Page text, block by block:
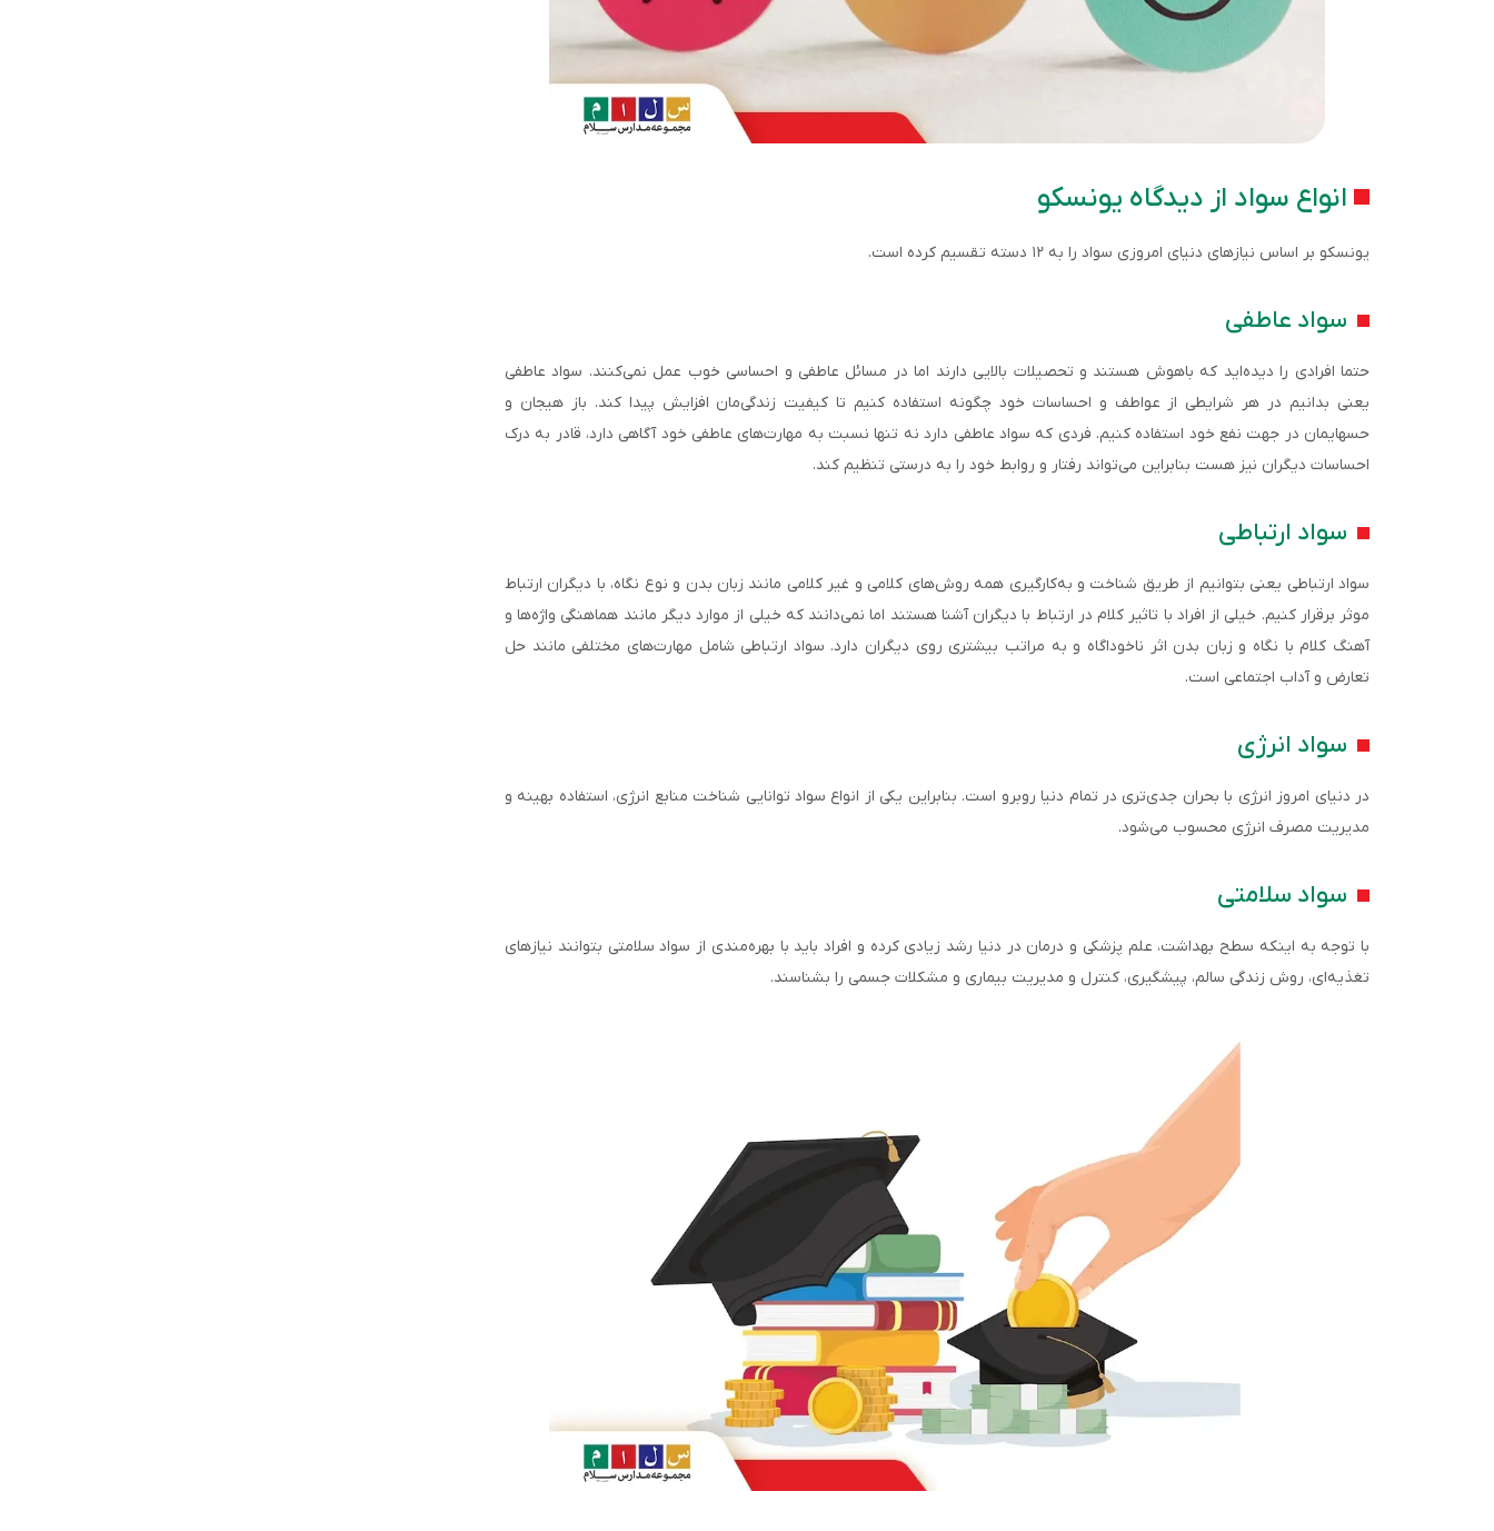
انواع سواد از دیدگاه یونسکو
یونسکو بر اساس نیازهای دنیای امروزی سواد را به ۱۲ دسته تقسیم کرده است.
سواد عاطفی
حتما افرادی را دیده‌اید که باهوش هستند و تحصیلات بالایی دارند اما در مسائل عاطفی و احساسی خوب عمل نمی‌کنند. سواد عاطفی
یعنی بدانیم در هر شرایطی از عواطف و احساسات خود چگونه استفاده کنیم تا کیفیت زندگی‌مان افزایش پیدا کند. باز هیجان و
حسهایمان در جهت نفع خود استفاده کنیم. فردی که سواد عاطفی دارد نه تنها نسبت به مهارت‌های عاطفی خود آگاهی دارد، قادر به درک
احساسات دیگران نیز هست بنابراین می‌تواند رفتار و روابط خود را به درستی تنظیم کند.
سواد ارتباطی
سواد ارتباطی یعنی بتوانیم از طریق شناخت و به‌کارگیری همه روش‌های کلامی و غیر کلامی مانند زبان بدن و نوع نگاه، با دیگران ارتباط
موثر برقرار کنیم. خیلی از افراد با تاثیر کلام در ارتباط با دیگران آشنا هستند اما نمی‌دانند که خیلی از موارد دیگر مانند هماهنگی واژه‌ها و
آهنگ کلام با نگاه و زبان بدن اثر ناخوداگاه و به مراتب بیشتری روی دیگران دارد. سواد ارتباطی شامل مهارت‌های مختلفی مانند حل
تعارض و آداب اجتماعی است.
سواد انرژی
در دنیای امروز انرژی با بحران جدی‌تری در تمام دنیا روبرو است. بنابراین یکی از انواع سواد توانایی شناخت منابع انرژی، استفاده بهینه و
مدیریت مصرف انرژی محسوب می‌شود.
سواد سلامتی
با توجه به اینکه سطح بهداشت، علم پزشکی و درمان در دنیا رشد زیادی کرده و افراد باید با بهره‌مندی از سواد سلامتی بتوانند نیازهای
تغذیه‌ای، روش زندگی سالم، پیشگیری، کنترل و مدیریت بیماری و مشکلات جسمی را بشناسند.